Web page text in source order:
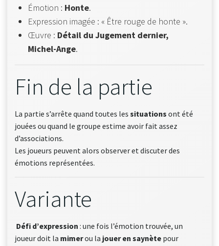
Émotion : Honte.
Expression imagée : « Être rouge de honte ».
Œuvre : Détail du Jugement dernier,
Michel-Ange.
Fin de la partie
La partie s’arrête quand toutes les situations ont été
jouées ou quand le groupe estime avoir fait assez
d’associations.
Les joueurs peuvent alors observer et discuter des
émotions représentées.
Variante
Défi d’expression : une fois l’émotion trouvée, un
joueur doit la mimerou la jouer en saynète pour